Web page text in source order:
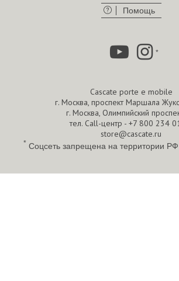
Помощь
*
Cascate porte e mobile
г. Москва, проспект Маршала
г. Москва, Олимпийский
тел. Call-центр - +7 800 234
store@cascate.ru
* Соцсеть запрещена на территории РФ